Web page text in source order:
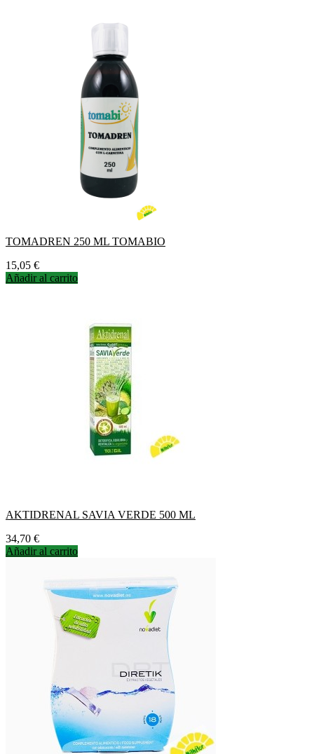
TOMADREN 250 ML TOMABIO
Precio
15,05 €
Añadir al carrito
AKTIDRENAL SAVIA VERDE 500 ML
Precio
34,70 €
Añadir al carrito